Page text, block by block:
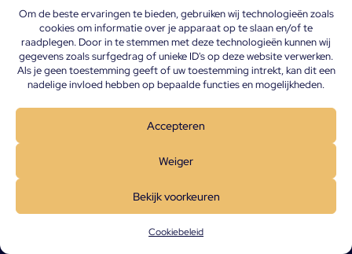
Om de beste ervaringen te bieden, gebruiken wij technologieën zoals
cookies om informatie over je apparaat op te slaan en/of te
raadplegen. Door in te stemmen met deze technologieën kunnen wij
gegevens zoals surfgedrag of unieke ID's op deze website verwerken.
Als je geen toestemming geeft of uw toestemming intrekt, kan dit een
nadelige invloed hebben op bepaalde functies en mogelijkheden.
Accepteren
Weiger
Bekijk voorkeuren
Cookiebeleid
Kleindokkaai 17, 9000
BE 0753 81 6692
This website was
support of
terms & conditions
cookies–informed consent